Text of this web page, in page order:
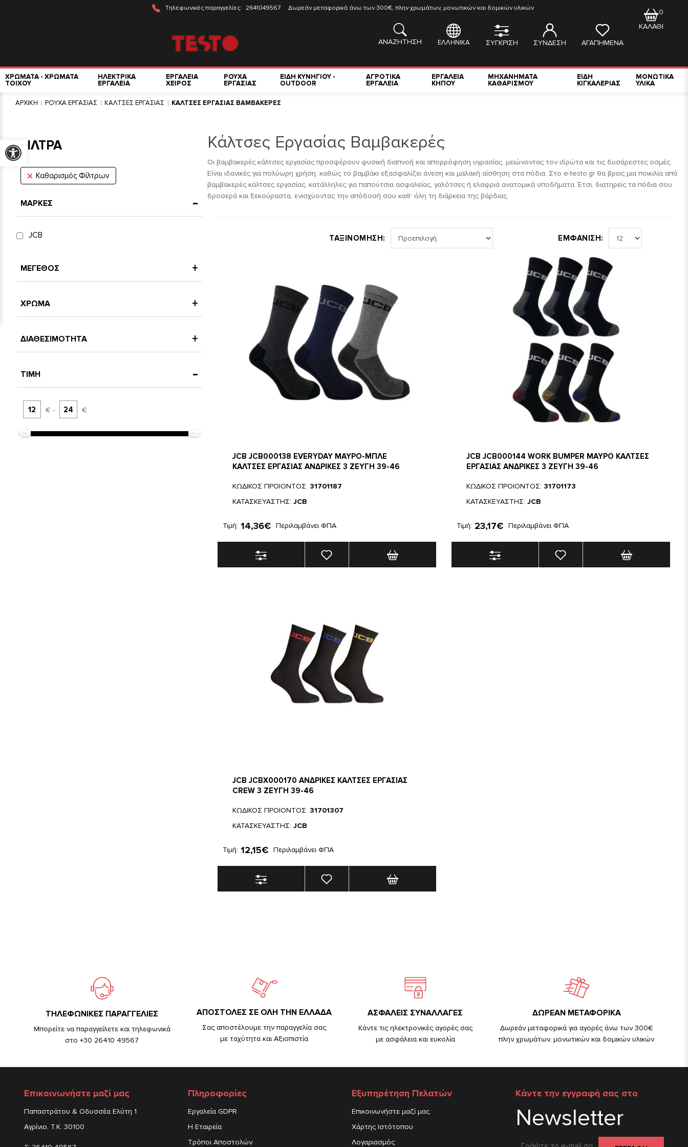
Τηλεφωνικές παραγγελίες: 2641049567 Δωρεάν μεταφορικά άνω των 300€, πλην χρωμάτων, μονωτικών και δομικών υλικών
ΑΝΑΖΗΤΗΣΗ ΕΛΛΗΝΙΚΑ ΣΥΓΚΡΙΣΗ ΣΥΝΔΕΣΗ ΑΓΑΠΗΜΕΝΑ
ΚΑΛΑΘΙ
0
ΧΡΩΜΑΤΑ - ΧΡΩΜΑΤΑ
ΤΟΙΧΟΥ
ΗΛΕΚΤΡΙΚΑ
ΕΡΓΑΛΕΙΑ
ΕΡΓΑΛΕΙΑ
ΧΕΙΡΟΣ
ΡΟΥΧΑ
ΕΡΓΑΣΙΑΣ
ΕΙΔΗ ΚΥΝΗΓΙΟΥ -
OUTDOOR
ΑΓΡΟΤΙΚΑ
ΕΡΓΑΛΕΙΑ
ΕΡΓΑΛΕΙΑ
ΚΗΠΟΥ
ΜΗΧΑΝΗΜΑΤΑ
ΚΑΘΑΡΙΣΜΟΥ
ΕΙΔΗ
ΚΙΓΚΑΛΕΡΙΑΣ
ΜΟΝΩΤΙΚΑ
ΥΛΙΚΑ
ΑΡΧΙΚΗ ΡΟΥΧΑ ΕΡΓΑΣΙΑΣ ΚΑΛΤΣΕΣ ΕΡΓΑΣΙΑΣ ΚΑΛΤΣΕΣ ΕΡΓΑΣΙΑΣ ΒΑΜΒΑΚΕΡΕΣ
ΦΙΛΤΡΑ
Καθαρισμός Φίλτρων
ΜΑΡΚΕΣ
JCB
ΜΕΓΕΘΟΣ
ΧΡΩΜΑ
ΔΙΑΘΕΣΙΜΟΤΗΤΑ
ΤΙΜΗ
€ - €
Κάλτσες Εργασίας Βαμβακερές
Οι βαμβακερές κάλτσες εργασίας προσφέρουν φυσική διαπνοή και απορρόφηση υγρασίας, μειώνοντας τον ιδρώτα και τις δυσάρεστες οσμές.
Είναι ιδανικές για πολύωρη χρήση, καθώς το βαμβάκι εξασφαλίζει άνεση και μαλακή αίσθηση στα πόδια. Στο e-testo.gr θα βρεις μια ποικιλία από
βαμβακερές κάλτσες εργασίας, κατάλληλες για παπούτσια ασφαλείας, γαλότσες ή ελαφριά ανατομικά υποδήματα. Έτσι, διατηρείς τα πόδια σου
δροσερά και ξεκούραστα, ενισχύοντας την απόδοσή σου καθ’ όλη τη διάρκεια της βάρδιας.
ΕΜΦΑΝΙΣΗ:
ΤΑΞΙΝΟΜΗΣΗ:
JCB JCB000138 EVERYDAY ΜΑΥΡΟ-ΜΠΛΕ
ΚΑΛΤΣΕΣ ΕΡΓΑΣΙΑΣ ΑΝΔΡΙΚΕΣ 3 ΖΕΥΓΗ 39-46
ΚΩΔΙΚΟΣ ΠΡΟΙΟΝΤΟΣ: 31701187
ΚΑΤΑΣΚΕΥΑΣΤΗΣ: JCB
Τιμή: 14,36€ Περιλαμβάνει ΦΠΑ
JCB JCB000144 WORK BUMPER ΜΑΥΡΟ ΚΑΛΤΣΕΣ
ΕΡΓΑΣΙΑΣ ΑΝΔΡΙΚΕΣ 3 ΖΕΥΓΗ 39-46
ΚΩΔΙΚΟΣ ΠΡΟΙΟΝΤΟΣ: 31701173
ΚΑΤΑΣΚΕΥΑΣΤΗΣ: JCB
Τιμή: 23,17€ Περιλαμβάνει ΦΠΑ
JCB JCBX000170 ΑΝΔΡΙΚΕΣ ΚΑΛΤΣΕΣ ΕΡΓΑΣΙΑΣ
CREW 3 ΖΕΥΓΗ 39-46
ΚΩΔΙΚΟΣ ΠΡΟΙΟΝΤΟΣ: 31701307
ΚΑΤΑΣΚΕΥΑΣΤΗΣ: JCB
Τιμή: 12,15€ Περιλαμβάνει ΦΠΑ
TΗΛΕΦΩΝΙΚΕΣ ΠΑΡΑΓΓΕΛΙΕΣ
Μπορείτε να παραγγείλετε και τηλεφωνικά
στο +30 26410 49567
ΑΠΟΣΤΟΛΕΣ ΣΕ ΟΛΗ ΤΗΝ ΕΛΛΑΔΑ
Σας αποστέλουμε την παραγγελία σας
με ταχύτητα και Αξιοπιστία
ΑΣΦΑΛΕΙΣ ΣΥΝΑΛΛΑΓΕΣ
Κάντε τις ηλεκτρονικές αγορές σας
με ασφάλεια και ευκολία
ΔΩΡΕΑΝ ΜΕΤΑΦΟΡΙΚΑ
Δωρεάν μεταφορικά για αγορές άνω των 300€
πλην χρωμάτων, μονωτικών και δομικών υλικών
Επικοινωνήστε μαζί μας
Παπαστράτου & Οδυσσέα Ελύτη 1
Αγρίνιο, Τ.Κ. 30100
Πληροφορίες
Εργαλεία GDPR
Η Εταιρεία
Τρόποι Αποστολών
Εξυπηρέτηση Πελατών
Επικοινωνήστε μαζί μας
Χάρτης Ιστότοπου
Λογαριασμός
Κάντε την εγγραφή σας στο
Newsletter
Προσβασιμότητα